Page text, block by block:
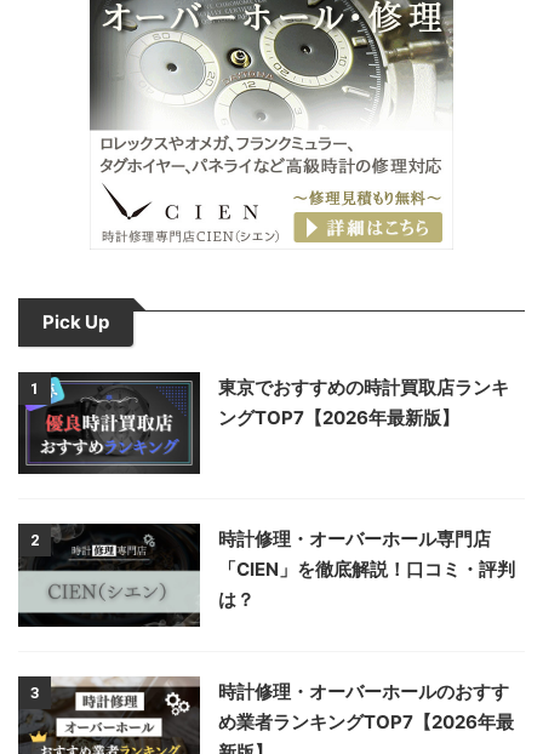
Pick Up
1
東京でおすすめの時計買取店ランキ
ングTOP7【2026年最新版】
2
時計修理・オーバーホール専門店
「CIEN」を徹底解説！口コミ・評判
は？
3
時計修理・オーバーホールのおすす
め業者ランキングTOP7【2026年最